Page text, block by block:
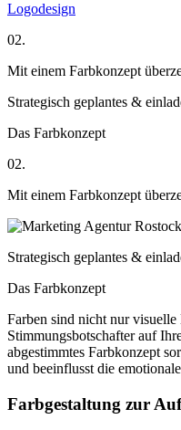
Logodesign
02.
Mit einem Farbkonzept
Strategisch geplantes &
Das Farbkonzept
02.
Mit einem Farbkonzept
Strategisch geplantes &
Das Farbkonzept
Farben sind nicht nur visuelle
Stimmungsbotschafter auf
abgestimmtes Farbkonzept
und beeinflusst die
Farbgestaltung zur